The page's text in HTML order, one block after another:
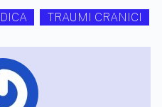
TRAUMI CRANICI